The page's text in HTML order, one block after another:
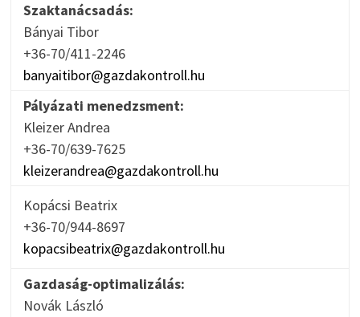
Szaktanácsadás:
Bányai Tibor
+36-70/411-2246
banyaitibor@gazdakontroll.hu
Pályázati menedzsment:
Kleizer Andrea
+36-70/639-7625
kleizerandrea@gazdakontroll.hu
Kopácsi Beatrix
+36-70/944-8697
kopacsibeatrix@gazdakontroll.hu
Gazdaság-optimalizálás:
Novák László